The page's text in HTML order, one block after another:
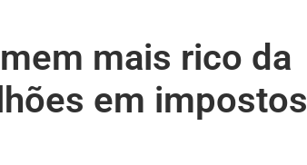
mais rico da
em impostos